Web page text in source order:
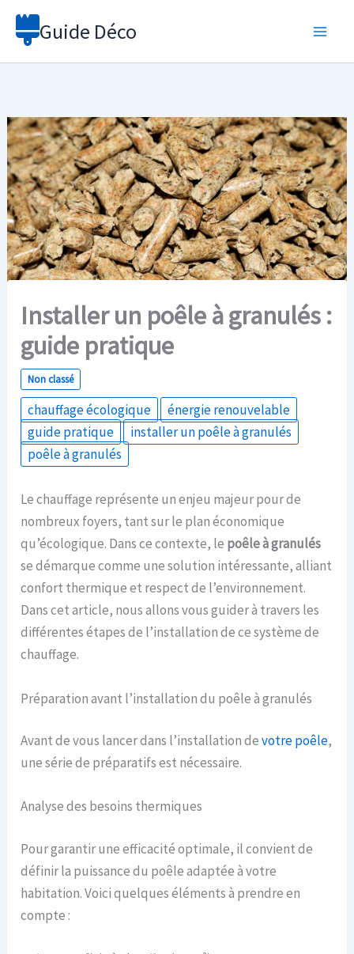
Aller
Guide Déco
Installer un poêle à granulés :
guide pratique
Non classé
chauffage écologique
énergie renouvelable
guide pratique
installer un poêle à granulés
poêle à granulés
Le chauffage représente un enjeu majeur pour de
nombreux foyers, tant sur le plan économique
qu’écologique. Dans ce contexte, le poêle à granulés
se démarque comme une solution intéressante, alliant
confort thermique et respect de l’environnement.
Dans cet article, nous allons vous guider à travers les
différentes étapes de l’installation de ce système de
chauffage.
Préparation avant l’installation du poêle à granulés
Avant de vous lancer dans l’installation devotre poêle,
une série de préparatifs est nécessaire.
Analyse des besoins thermiques
Pour garantir une efficacité optimale, il convient de
définir la puissance du poêle adaptée à votre
habitation. Voici quelques éléments à prendre en
compte :